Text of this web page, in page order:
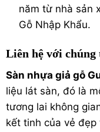
năm từ nhà sản
Gỗ Nhập Khẩu.
Liên hệ với chúng
Sàn nhựa giả gỗ
liệu lát sàn, đó là
tương lai không
kết tinh của vẻ đẹp